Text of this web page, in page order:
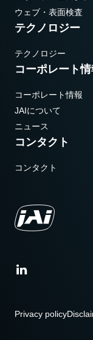
ウェブ・表面検査
テクノロジー
テクノロジー
コーポレート情
コーポレート情報
JAIについて
ニュース
コンタクト
コンタクト
Privacy policy